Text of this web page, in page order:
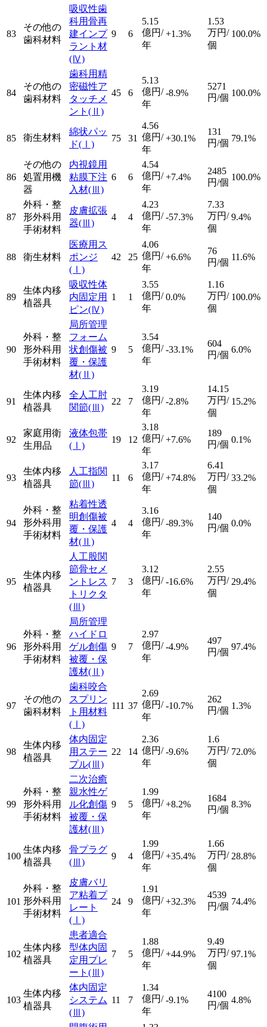
83
その他の
歯科材料
吸収性歯
科用骨再
建インプ
ラント材
(Ⅳ)
9 6
5.15
億円/
年
+1.3%
1.53
万円/
個
100.0%
84
その他の
歯科材料
歯科用精
密磁性ア
タッチメ
ント (Ⅱ)
45 6
5.13
億円/
年
-8.9%
5271
円/個 100.0%
85 衛生材料
綿状パッ
ド(Ⅰ)
75 31
4.56
億円/
年
+30.1%
131
円/個 79.1%
86
その他の
処置用機
器
内視鏡用
粘膜下注
入材(Ⅲ)
6 6
4.54
億円/
年
+7.4%
2485
円/個
100.0%
87
外科・整
形外科用
手術材料
皮膚拡張
器(Ⅲ)
4 4
4.23
億円/
年
-57.3%
7.33
万円/
個
9.4%
88 衛生材料
医療用ス
ポンジ
(Ⅰ)
42 25
4.06
億円/
年
+6.6%
76
円/個
11.6%
89
生体内移
植器具
吸収性体
内固定用
ピン(Ⅳ)
1 1
3.55
億円/
年
0.0%
1.16
万円/
個
100.0%
90
外科・整
形外科用
手術材料
局所管理
フォーム
状創傷被
覆・保護
材(Ⅱ)
9 5
3.54
億円/
年
-33.1%
604
円/個
6.0%
91
生体内移
植器具
全人工肘
関節(Ⅲ)
22 7
3.19
億円/
年
-2.8%
14.15
万円/
個
15.2%
92
家庭用衛
生用品
液体包帯
(Ⅰ)
19 12
3.18
億円/
年
+7.6%
189
円/個 0.1%
93
生体内移
植器具
人工指関
節(Ⅲ)
11 6
3.17
億円/
年
+74.8%
6.41
万円/
個
33.2%
94
外科・整
形外科用
手術材料
粘着性透
明創傷被
覆・保護
材(Ⅱ)
4 4
3.16
億円/
年
-89.3%
140
円/個 0.0%
95
生体内移
植器具
人工股関
節骨セメ
ントレス
トリクタ
(Ⅲ)
7 3
3.12
億円/
年
-16.6%
2.55
万円/
個
29.4%
96
外科・整
形外科用
手術材料
局所管理
ハイドロ
ゲル創傷
被覆・保
護材(Ⅱ)
9 7
2.97
億円/
年
-4.9%
497
円/個
97.4%
97
その他の
歯科材料
歯科咬合
スプリン
ト用材料
(Ⅰ)
111 37
2.69
億円/
年
-10.7%
262
円/個 1.3%
98
生体内移
植器具
体内固定
用ステー
プル(Ⅲ)
22 14
2.36
億円/
年
-9.6%
1.6
万円/
個
72.0%
99
外科・整
形外科用
手術材料
二次治癒
親水性ゲ
ル化創傷
被覆・保
護材(Ⅲ)
9 5
1.99
億円/
年
+8.2%
1684
円/個
8.3%
100
生体内移
植器具
骨プラグ
(Ⅲ)
9 4
1.99
億円/
年
+35.4%
1.66
万円/
個
28.8%
101
外科・整
形外科用
手術材料
皮膚バリ
ア粘着プ
レート
(Ⅰ)
24 9
1.91
億円/
年
+32.3%
4539
円/個 74.4%
102
生体内移
植器具
患者適合
型体内固
定用プレ
ート (Ⅲ)
7 5
1.88
億円/
年
+44.9%
9.49
万円/
個
97.1%
103
生体内移
植器具
体内固定
システム
(Ⅲ)
11 7
1.34
億円/
年
-9.1%
4100
円/個
4.8%